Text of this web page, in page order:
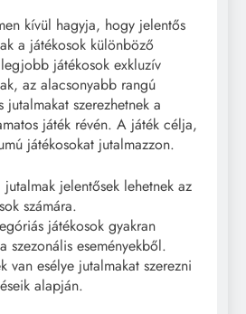
kívül hagyja, hogy jelentős
a játékosok különböző
játékosok exkluzív
az alacsonyabb rangú
jutalmakat szerezhetnek a
játék révén. A játék célja,
játékosokat jutalmazzon.
jelentősek lehetnek az
számára.
játékosok gyakran
szezonális eseményekből.
van esélye jutalmakat szerezni
alapján.